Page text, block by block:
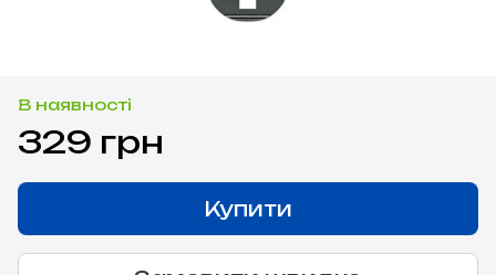
В наявності
329 грн
Купити